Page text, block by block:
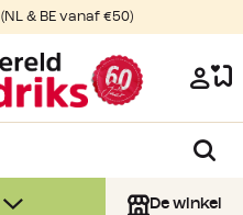
(NL & BE vanaf €50)
De winkel